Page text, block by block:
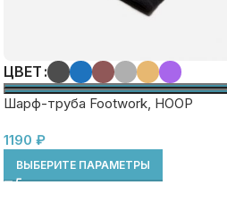
ЦВЕТ
Шарф-труба Footwork, HOOP
1190 ₽
ВЫБЕРИТЕ ПАРАМЕТРЫ